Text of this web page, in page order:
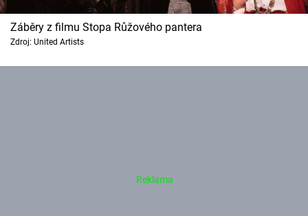
Záběry z filmu Stopa Růžového pantera
Zdroj: United Artists